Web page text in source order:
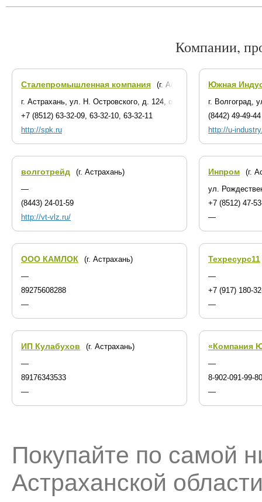
Компании,
Сталепромышленная компания
(г. Астрахань)
г. Астрахань, ул. Н. Островского, д. 124, оф. 206, 207
+7 (8512) 63-32-09, 63-32-10, 63-32-11
http://spk.ru
Южная
г. Волгоград,
(8442) 49-49-44
http://u-
волготрейд
(г. Астрахань)
—
(8443) 24-01-59
http://vt-vlz.ru/
Инпром
(г.
ул.
+7 (8512) 47-
—
ООО КАМЛОК
(г. Астрахань)
—
89275608288
—
Техресурс11
—
+7 (917) 180-
—
ИП Кулабухов
(г. Астрахань)
—
89176343533
—
«Компания
—
8-902-091-99-80
—
Покупайте по самой
Астраханской